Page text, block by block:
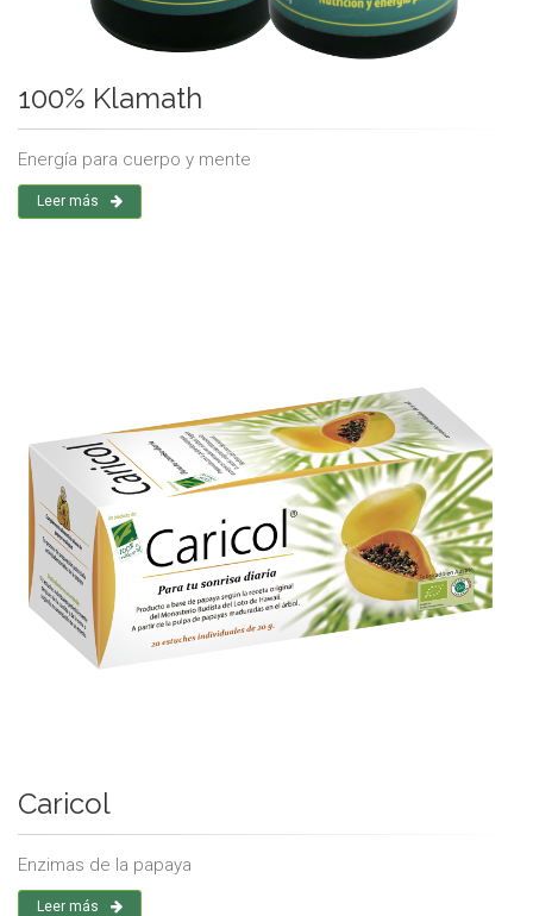
100% Klamath
Energía para cuerpo y mente
Leer más
Caricol
Enzimas de la papaya
Leer más